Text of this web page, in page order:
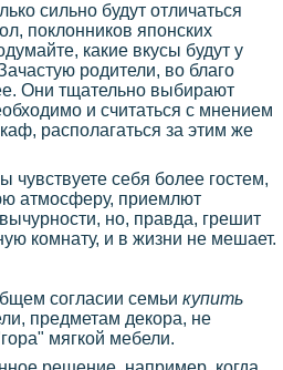
сильно будут отличаться
поклонников японских
какие вкусы будут у
родители, во благо
Они тщательно выбирают
и считаться с мнением
располагаться за этим же
чувствуете себя более гостем,
атмосферу, приемлют
но, правда, грешит
комнату, и в жизни не мешает.
согласии семьи купить
предметам декора, не
мягкой мебели.